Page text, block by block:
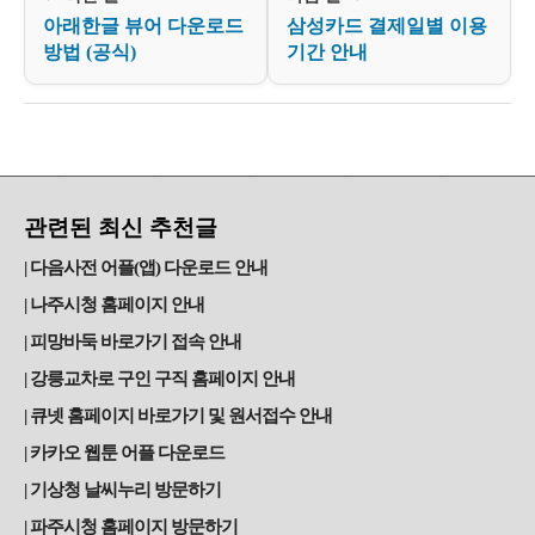
아래한글 뷰어 다운로드
방법 (공식)
삼성카드 결제일별 이용
기간 안내
관련된 최신 추천글
다음사전 어플(앱) 다운로드 안내
나주시청 홈페이지 안내
피망바둑 바로가기 접속 안내
강릉교차로 구인 구직 홈페이지 안내
큐넷 홈페이지 바로가기 및 원서접수 안내
카카오 웹툰 어플 다운로드
기상청 날씨누리 방문하기
파주시청 홈페이지 방문하기